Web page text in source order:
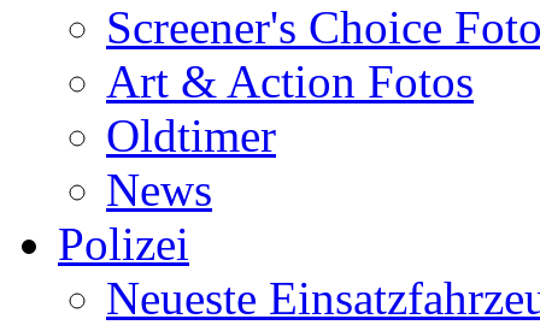
Screener's Choice
Art & Action Fotos
Oldtimer
News
Polizei
Neueste